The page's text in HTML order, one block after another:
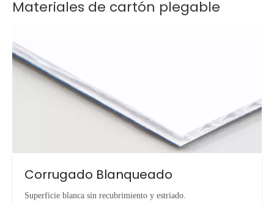
Materiales de cartón plegable
Corrugado Blanqueado
Superficie blanca sin recubrimiento y estriado.